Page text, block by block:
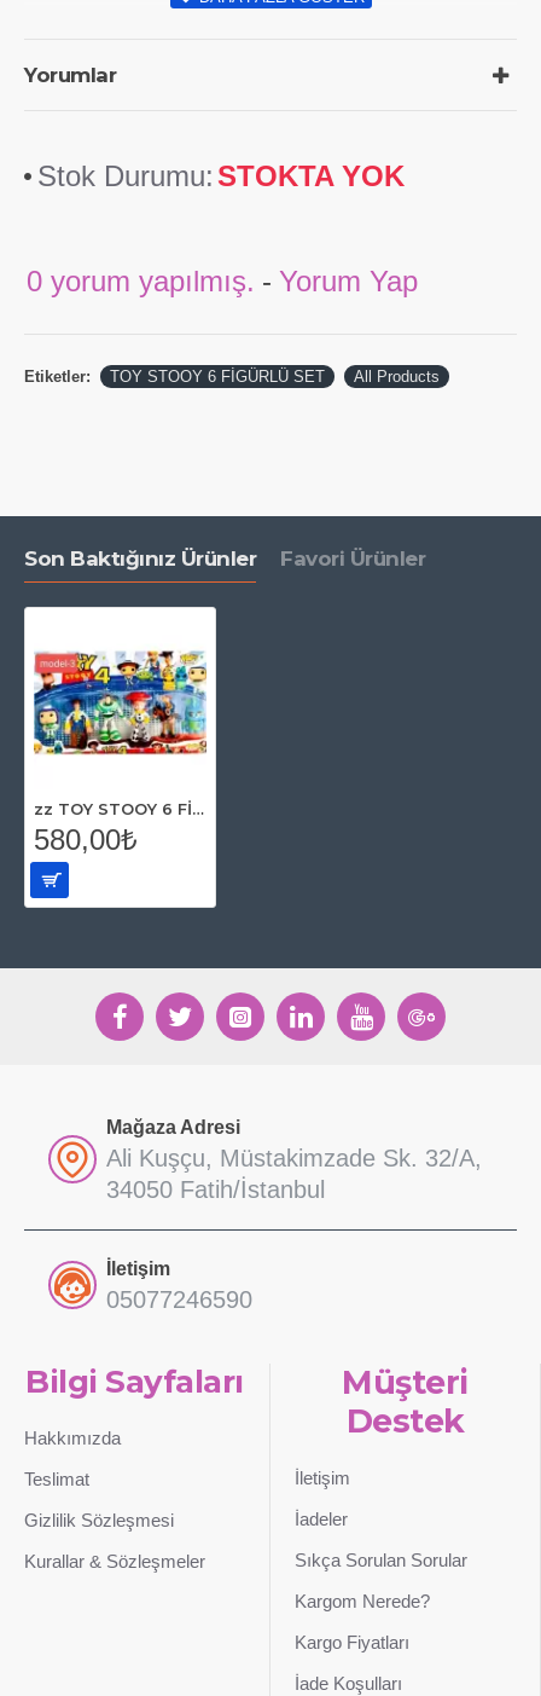
Yorumlar
Stok Durumu:STOKTA YOK
0 yorum yapılmış. - Yorum Yap
Etiketler: TOY STOOY 6 FİGÜRLÜ SET All Products
Son Baktığınız Ürünler Favori Ürünler
zz TOY STOOY 6 FİGÜRLÜ SET
580,00₺
Mağaza Adresi
Ali Kuşçu, Müstakimzade Sk. 32/A,
34050 Fatih/İstanbul
İletişim
05077246590
Bilgi Sayfaları
Hakkımızda
Teslimat
Gizlilik Sözleşmesi
Kurallar & Sözleşmeler
Müşteri
Destek
İletişim
İadeler
Sıkça Sorulan Sorular
Kargom Nerede?
Kargo Fiyatları
İade Koşulları